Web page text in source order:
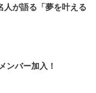
人が語る「夢を叶える
ンバー加入！